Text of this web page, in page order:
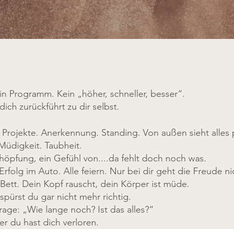
Programm. Kein „höher, schneller, besser“.
zurückführt zu dir selbst.
Anerkennung. Standing. Von außen sieht alles
Taubheit.
ein Gefühl von....da fehlt doch noch was.
im Auto. Alle feiern. Nur bei dir geht die Freude
Dein Kopf rauscht, dein Körper ist müde.
du gar nicht mehr richtig.
„Wie lange noch? Ist das alles?“
du hast dich verloren.